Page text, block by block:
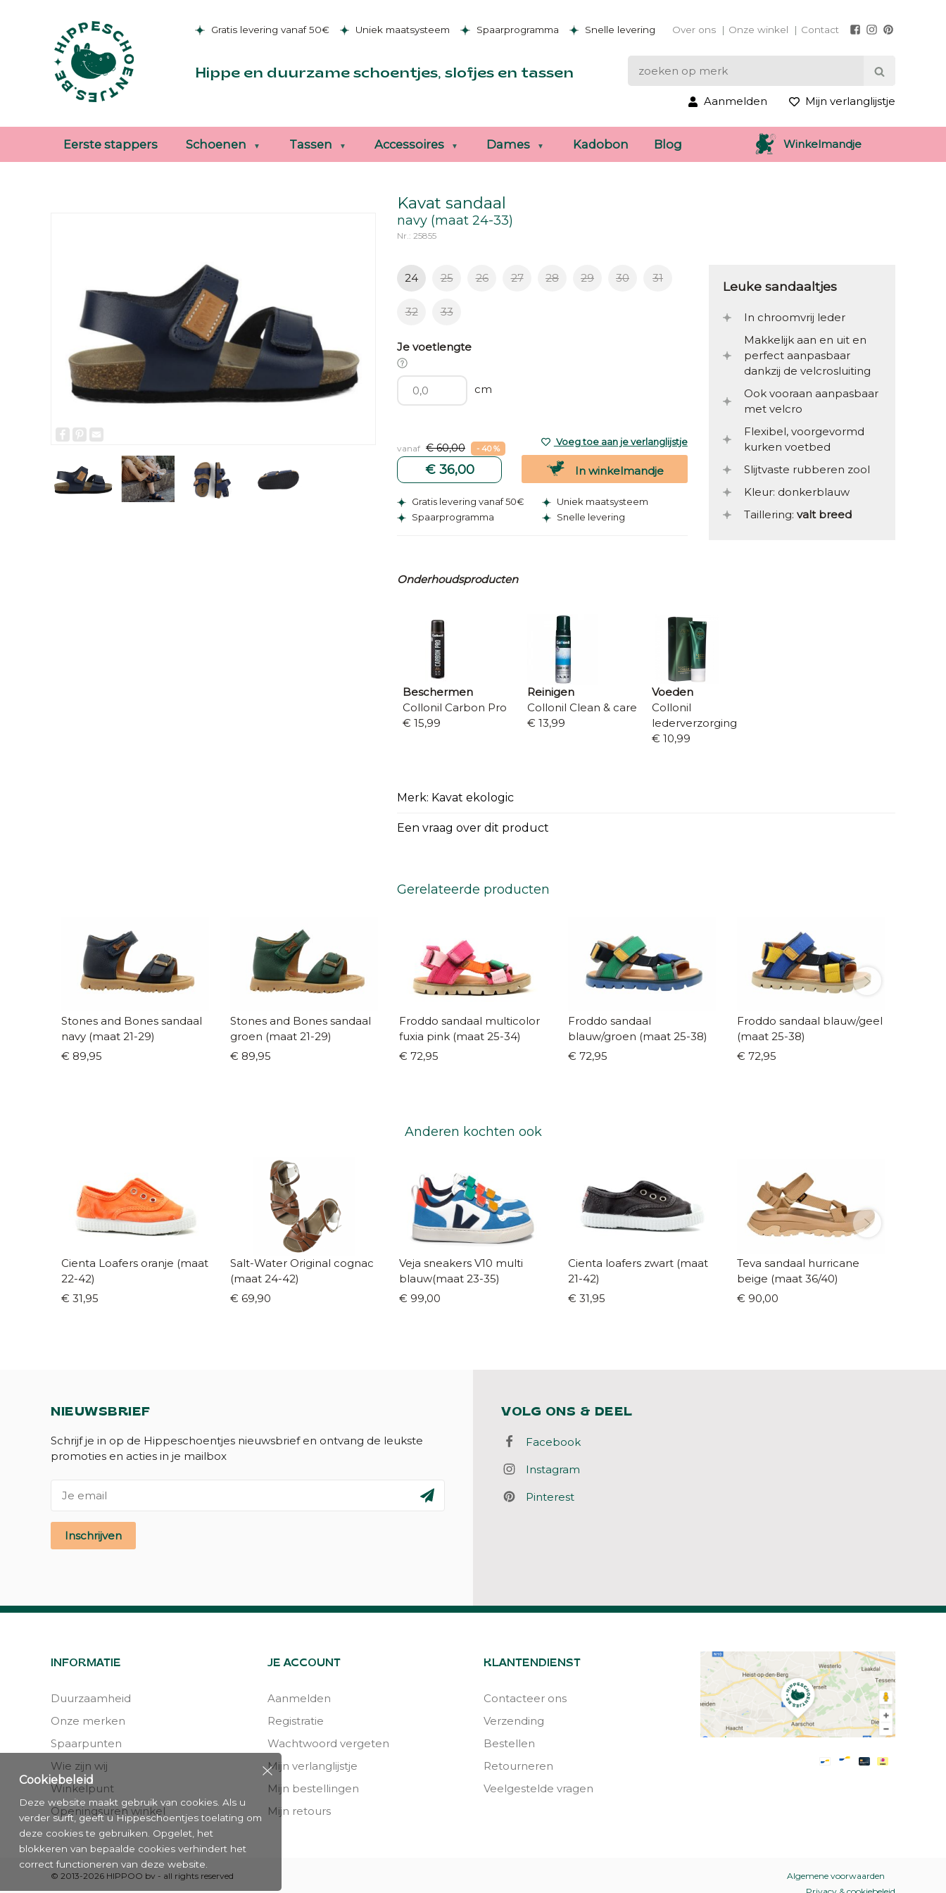
Gratis levering vanaf 50€ Uniek maatsysteem Spaarprogramma Snelle levering Over ons Onze winkel Contact
Hippe en duurzame schoentjes, slofjes en tassen
Aanmelden Mijn verlanglijstje
Eerste stappers Schoenen Tassen Accessoires Dames Kadobon Blog Winkelmandje
Kavat sandaal
Facebook
Pinterest
navy (maat 24-33)
Nr.: 25855
24 25 26 27 28 29 30 31
32 33
Je voetlengte
cm
vanaf € 60,00 - 40 %
€ 36,00
Voeg toe aan je verlanglijstje
In winkelmandje
Gratis levering vanaf 50€
Uniek maatsysteem
Spaarprogramma
Snelle levering
Leuke sandaaltjes
In chroomvrij leder
Makkelijk aan en uit en
perfect aanpasbaar
dankzij de velcrosluiting
Ook vooraan aanpasbaar
met velcro
Flexibel, voorgevormd
kurken voetbed
Slijtvaste rubberen zool
Kleur: donkerblauw
Taillering: valt breed
Onderhoudsproducten
Beschermen
Collonil Carbon Pro
€ 15,99
Reinigen
Collonil Clean & care
€ 13,99
Voeden
Collonil
lederverzorging
€ 10,99
Merk: Kavat ekologic
Een vraag over dit product
Gerelateerde producten
Stones and Bones sandaal
navy (maat 21-29)
€ 89,95
Stones and Bones sandaal
groen (maat 21-29)
€ 89,95
Froddo sandaal multicolor
fuxia pink (maat 25-34)
€ 72,95
Froddo sandaal
blauw/groen (maat 25-38)
€ 72,95
Froddo sandaal blauw/geel
(maat 25-38)
€ 72,95
Anderen kochten ook
Cienta Loafers oranje (maat
22-42)
€ 31,95
Salt-Water Original cognac
(maat 24-42)
€ 69,90
Veja sneakers V10 multi
blauw(maat 23-35)
€ 99,00
Cienta loafers zwart (maat
21-42)
€ 31,95
Teva sandaal hurricane
beige (maat 36/40)
€ 90,00
NIEUWSBRIEF
Schrijf je in op de Hippeschoentjes nieuwsbrief en ontvang de leukste
promoties en acties in je mailbox
Inschrijven
VOLG ONS & DEEL
Facebook
Instagram
Pinterest
INFORMATIE
Duurzaamheid
Onze merken
Spaarpunten
Wie zijn wij
Winkelpunt
Openingsuren winkel
JE ACCOUNT
Aanmelden
Registratie
Wachtwoord vergeten
Mijn verlanglijstje
Mijn bestellingen
Mijn retours
KLANTENDIENST
Contacteer ons
Verzending
Bestellen
Retourneren
Veelgestelde vragen
© 2013-2026 HIPPOO bv - all rights reserved
Algemene voorwaarden
Cookiebeleid
Deze website maakt gebruik van cookies. Als u
verder surft, geeft u Hippeschoentjes toelating om
deze cookies te gebruiken. Opgelet, het
blokkeren van bepaalde cookies verhindert het
correct functioneren van deze website.